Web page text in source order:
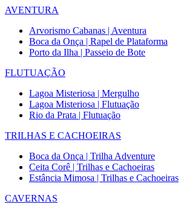
AVENTURA
Arvorismo Cabanas | Aventura
Boca da Onça | Rapel de Plataforma
Porto da Ilha | Passeio de Bote
FLUTUAÇÃO
Lagoa Misteriosa | Mergulho
Lagoa Misteriosa | Flutuação
Rio da Prata | Flutuação
TRILHAS E CACHOEIRAS
Boca da Onça | Trilha Adventure
Ceita Corê | Trilhas e Cachoeiras
Estância Mimosa | Trilhas e Cachoeiras
CAVERNAS